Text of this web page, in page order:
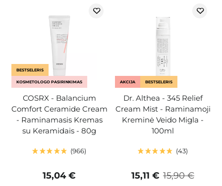
BESTSELERIS
KOSMETOLOGO PASIRINKIMAS
COSRX - Balancium
Comfort Ceramide Cream
- Raminamasis Kremas
su Keramidais - 80g
966
15,04 €
AKCIJA BESTSELERIS
Dr. Althea - 345 Relief
Cream Mist - Raminamoji
Kreminė Veido Migla -
100ml
43
15,90 €
15,11 €